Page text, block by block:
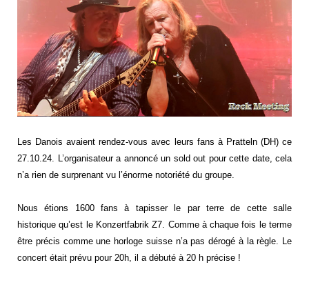
Les Danois avaient rendez-vous avec leurs fans à Pratteln (DH) ce
27.10.24. L’organisateur a annoncé un sold out pour cette date, cela
n’a rien de surprenant vu l’énorme notoriété du groupe.
Nous étions 1600 fans à tapisser le par terre de cette salle
historique qu’est le Konzertfabrik Z7. Comme à chaque fois le terme
être précis comme une horloge suisse n’a pas dérogé à la règle. Le
concert était prévu pour 20h, il a débuté à 20 h précise !